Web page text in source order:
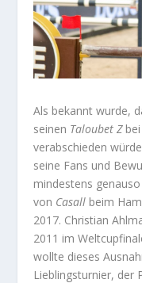
Als bekannt wurde,
seinen Taloubet Z
verabschieden
seine Fans und
mindestens
von Casall beim
2017. Christian
2011 im
wollte dieses
Lieblingsturnier, der